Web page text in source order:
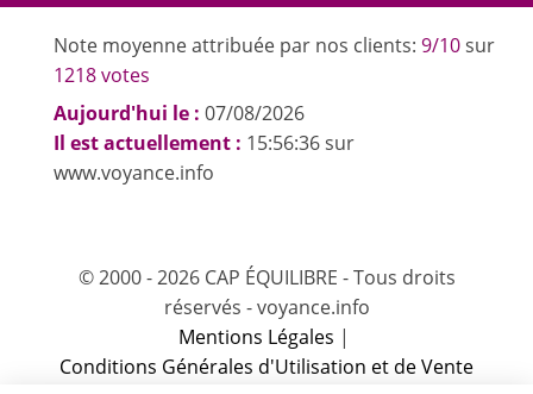
Note moyenne attribuée par nos clients: 9/10sur
1218 votes
Aujourd'hui le : 07/08/2026
Il est actuellement : 15:56:36 sur
www.voyance.info
© 2000 - 2026 CAP ÉQUILIBRE - Tous droits
réservés - voyance.info
Mentions Légales |
Conditions Générales d'Utilisation et de Vente